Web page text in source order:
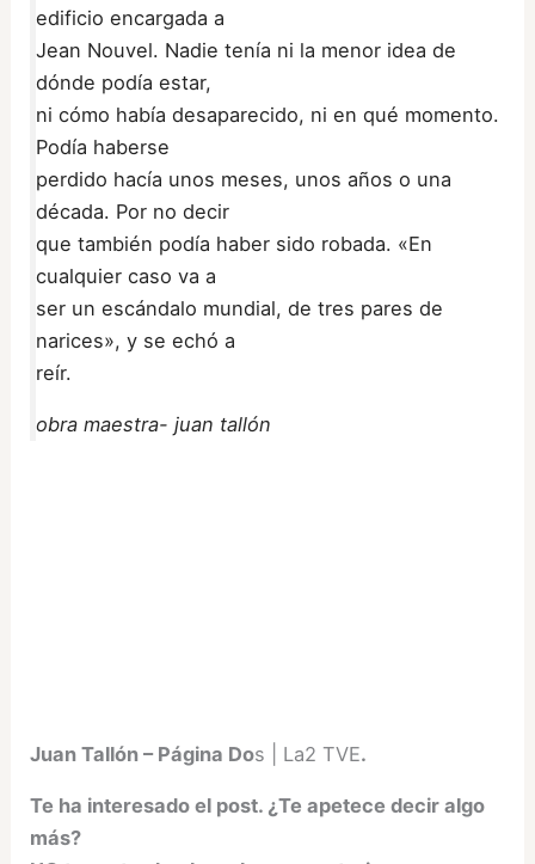
edificio encargada a
Jean Nouvel. Nadie tenía ni la menor idea de
dónde podía estar,
ni cómo había desaparecido, ni en qué momento.
Podía haberse
perdido hacía unos meses, unos años o una
década. Por no decir
que también podía haber sido robada. «En
cualquier caso va a
ser un escándalo mundial, de tres pares de
narices», y se echó a
reír.
obra maestra- juan tallón
Juan Tallón – Página Dos | La2 TVE.
Te ha interesado el post. ¿Te apetece decir algo
más?